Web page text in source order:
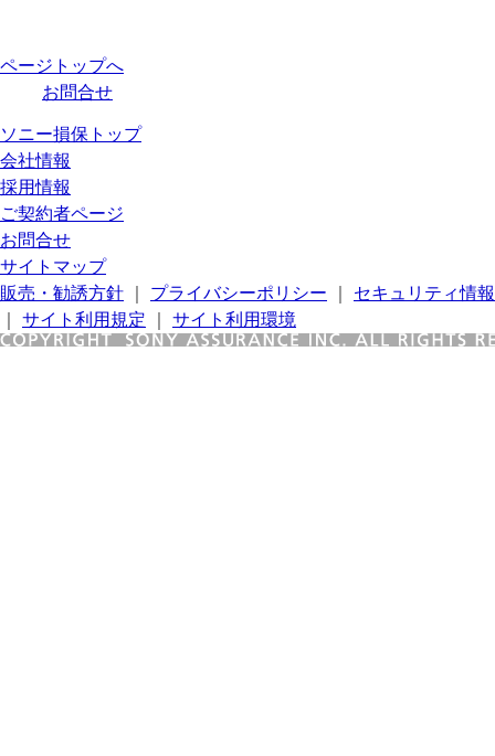
ページトップへ
お問合せ
ソニー損保トップ
会社情報
採用情報
ご契約者ページ
お問合せ
サイトマップ
販売・勧誘方針
プライバシーポリシー
セキュリティ情報
サイト利用規定 サイト利用環境